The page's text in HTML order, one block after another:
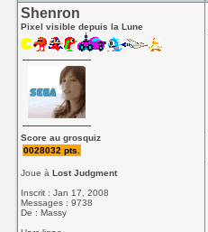
Shenron
Pixel visible depuis la Lune
Score au grosquiz
0028032 pts.
Joue àLost Judgment
Inscrit : Jan 17, 2008
Messages : 9738
De : Massy